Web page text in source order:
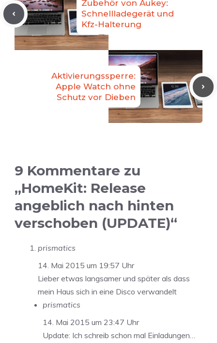
Zubehör von Aukey:
Schnellladegerät und
Kfz-Halterung
Aktivierungssperre:
Apple Watch ohne
Schutz vor Dieben
9 Kommentare zu
„HomeKit: Release
angeblich nach hinten
verschoben (UPDATE)“
prismatics
14. Mai 2015 um 19:57 Uhr
Lieber etwas langsamer und später als dass
mein Haus sich in eine Disco verwandelt
prismatics
14. Mai 2015 um 23:47 Uhr
Update: Ich schreib schon mal Einladungen…